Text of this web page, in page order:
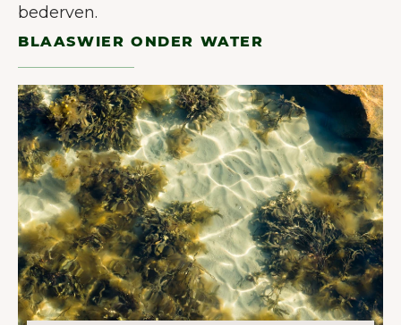
bederven.
BLAASWIER ONDER WATER